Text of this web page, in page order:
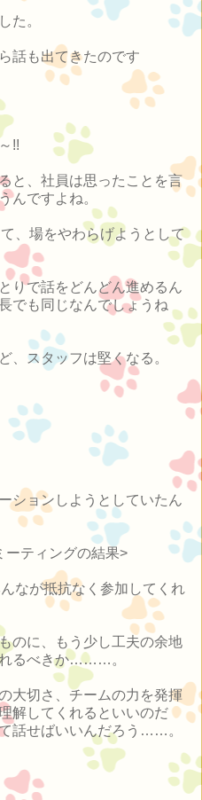
た。
話も出てきたのです
!!
と、社員は思ったことを言
んですよね。
、場をやわらげようとして
りで話をどんどん進めるん
でも同じなんでしょうね
、スタッフは堅くなる。
ションしようとしていたん
ーティングの結果>
なが抵抗なく参加してくれ
のに、もう少し工夫の余地
るべきか………。
大切さ、チームの力を発揮
解してくれるといいのだ
話せばいいんだろう……。